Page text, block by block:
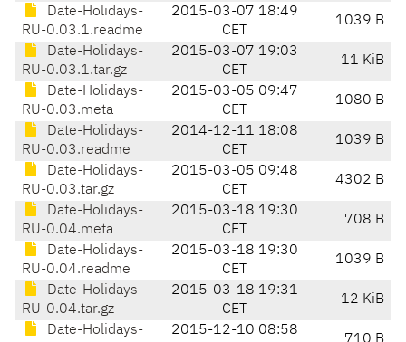
Date-Holidays-
RU-0.03.1.readme
2015-03-07 18:49
CET
1039 B
Date-Holidays-
RU-0.03.1.tar.gz
2015-03-07 19:03
CET
11 KiB
Date-Holidays-
RU-0.03.meta
2015-03-05 09:47
CET
1080 B
Date-Holidays-
RU-0.03.readme
2014-12-11 18:08
CET
1039 B
Date-Holidays-
RU-0.03.tar.gz
2015-03-05 09:48
CET
4302 B
Date-Holidays-
RU-0.04.meta
2015-03-18 19:30
CET
708 B
Date-Holidays-
RU-0.04.readme
2015-03-18 19:30
CET
1039 B
Date-Holidays-
RU-0.04.tar.gz
2015-03-18 19:31
CET
12 KiB
Date-Holidays-
2015-12-10 08:58